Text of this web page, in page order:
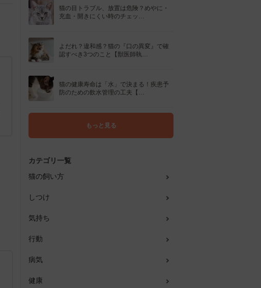
猫の目トラブル、放置は危険？めやに・
充血・開きにくい時のチェッ…
よだれ？違和感？猫の『口の異変』で確
認すべき3つのこと【獣医師執…
猫の健康寿命は「水」で決まる！疾患予
防のための飲水管理の工夫【…
もっと見る
カテゴリ一覧
猫の飼い方
しつけ
気持ち
行動
病気
健康